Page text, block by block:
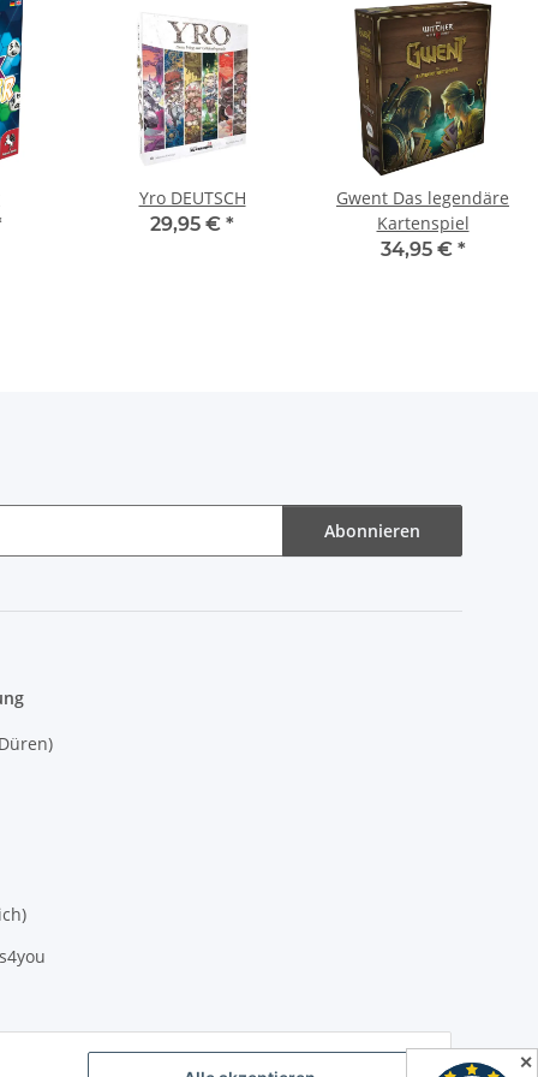
Yro DEUTSCH
29,95 € *
Gwent Das legendäre
Kartenspiel
34,95 € *
Abonnieren
✕